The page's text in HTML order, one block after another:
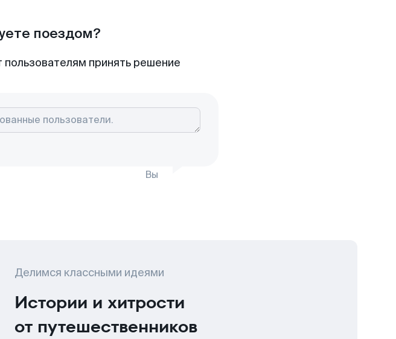
поездом?
принять решение
Вы
Делимся классными идеями
Истории и хитрости
от путешественников